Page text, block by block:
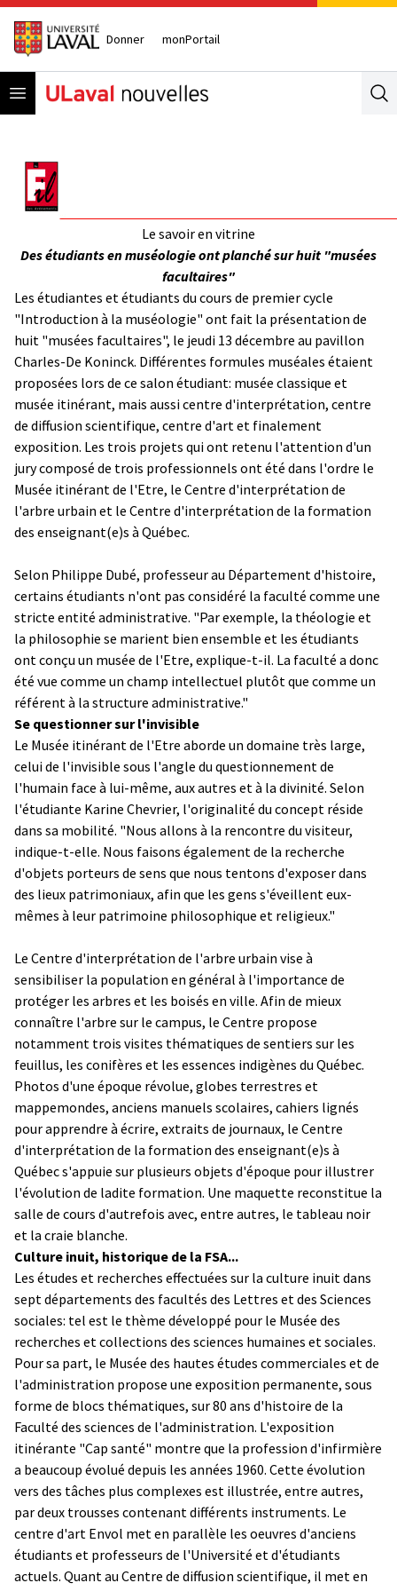
Donner monPortail
Open menu
Le savoir en vitrine
Des étudiants en muséologie ont planché sur huit "musées
facultaires"
Les étudiantes et étudiants du cours de premier cycle
"Introduction à la muséologie" ont fait la présentation de
huit "musées facultaires", le jeudi 13 décembre au pavillon
Charles-De Koninck. Différentes formules muséales étaient
proposées lors de ce salon étudiant: musée classique et
musée itinérant, mais aussi centre d'interprétation, centre
de diffusion scientifique, centre d'art et finalement
exposition. Les trois projets qui ont retenu l'attention d'un
jury composé de trois professionnels ont été dans l'ordre le
Musée itinérant de l'Etre, le Centre d'interprétation de
l'arbre urbain et le Centre d'interprétation de la formation
des enseignant(e)s à Québec.
Selon Philippe Dubé, professeur au Département d'histoire,
certains étudiants n'ont pas considéré la faculté comme une
stricte entité administrative. "Par exemple, la théologie et
la philosophie se marient bien ensemble et les étudiants
ont conçu un musée de l'Etre, explique-t-il. La faculté a donc
été vue comme un champ intellectuel plutôt que comme un
référent à la structure administrative."
Se questionner sur l'invisible
Le Musée itinérant de l'Etre aborde un domaine très large,
celui de l'invisible sous l'angle du questionnement de
l'humain face à lui-même, aux autres et à la divinité. Selon
l'étudiante Karine Chevrier, l'originalité du concept réside
dans sa mobilité. "Nous allons à la rencontre du visiteur,
indique-t-elle. Nous faisons également de la recherche
d'objets porteurs de sens que nous tentons d'exposer dans
des lieux patrimoniaux, afin que les gens s'éveillent eux-
mêmes à leur patrimoine philosophique et religieux."
Le Centre d'interprétation de l'arbre urbain vise à
sensibiliser la population en général à l'importance de
protéger les arbres et les boisés en ville. Afin de mieux
connaître l'arbre sur le campus, le Centre propose
notamment trois visites thématiques de sentiers sur les
feuillus, les conifères et les essences indigènes du Québec.
Photos d'une époque révolue, globes terrestres et
mappemondes, anciens manuels scolaires, cahiers lignés
pour apprendre à écrire, extraits de journaux, le Centre
d'interprétation de la formation des enseignant(e)s à
Québec s'appuie sur plusieurs objets d'époque pour illustrer
l'évolution de ladite formation. Une maquette reconstitue la
salle de cours d'autrefois avec, entre autres, le tableau noir
et la craie blanche.
Culture inuit, historique de la FSA...
Les études et recherches effectuées sur la culture inuit dans
sept départements des facultés des Lettres et des Sciences
sociales: tel est le thème développé pour le Musée des
recherches et collections des sciences humaines et sociales.
Pour sa part, le Musée des hautes études commerciales et de
l'administration propose une exposition permanente, sous
forme de blocs thématiques, sur 80 ans d'histoire de la
Faculté des sciences de l'administration. L'exposition
itinérante "Cap santé" montre que la profession d'infirmière
a beaucoup évolué depuis les années 1960. Cette évolution
vers des tâches plus complexes est illustrée, entre autres,
par deux trousses contenant différents instruments. Le
centre d'art Envol met en parallèle les oeuvres d'anciens
étudiants et professeurs de l'Université et d'étudiants
actuels. Quant au Centre de diffusion scientifique, il met en